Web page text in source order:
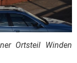
Ortsteil Winden